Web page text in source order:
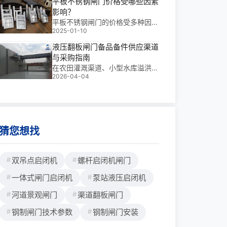
城市防洪的关键执行单元。我参与
过多个大型项目，深知其核心价
值：安全、**、可追溯的自动化运
行。尤其当它搭载
影响？
平板不锈钢闸门的价格受多种因素
影响，比如闸门的规格尺寸、闸门
的厚度、原材的价格、运输成本、
是否为源头厂家等因素影响，下面
为您详细梳理1、平板不锈钢闸门
价格受规格型号尺寸影响：常见的
平板不锈钢闸门规格型号有0.5*0.
2025-01-10
液压翻板闸门备品备件供应渠道
与采购指南
在农田灌溉渠道、小型水库溢洪
道、城市景观水系及山区河道治理
2026-04-04
您想找
双吊点启闭机
螺杆启闭机闸门
一体式闸门启闭机
泵站液压启闭机
河道景观闸门
渠道翻板闸门
钢制闸门技术参数
钢制闸门安装